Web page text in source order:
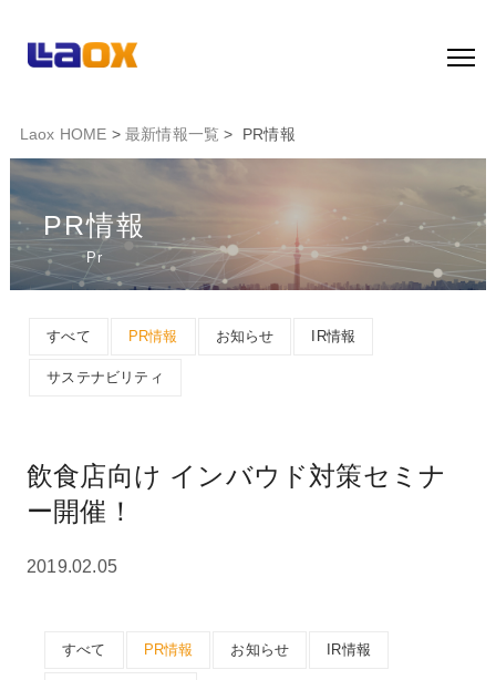
Laox HOME > 最新情報一覧 > PR情報
PR情報
Pr
すべて PR情報 お知らせ IR情報
サステナビリティ
飲食店向け インバウド対策セミナ
ー開催！
2019.02.05
すべて PR情報 お知らせ IR情報